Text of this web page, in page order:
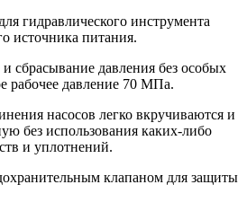
гидравлического инструмента
источника питания.
сбрасывание давления без особых
рабочее давление 70 МПа.
насосов легко вкручиваются и
без использования каких-либо
и уплотнений.
клапаном для защиты